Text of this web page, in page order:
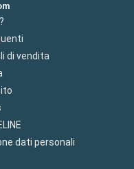
di vendita
dati personali